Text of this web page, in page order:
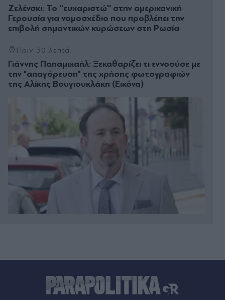
Ζελένσκι: Το ''ευχαριστώ'' στην αμερικανική
Γερουσία για νομοσχέδιο που προβλέπει την
επιβολή σημαντικών κυρώσεων στη Ρωσία
Πριν 30 λεπτά
Γιάννης Παπαμιχαήλ: Ξεκαθαρίζει τι εννοούσε με
την "απαγόρευση" της χρήσης φωτογραφιών
της Αλίκης Βουγιουκλάκη (Εικόνα)
Πριν 41 λεπτά